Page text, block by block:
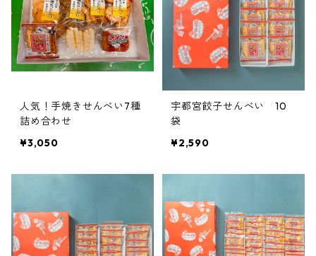
人気！手焼きせんべい7種
詰め合わせ
¥3,050
宇都宮餃子せんべい 10
袋
¥2,590